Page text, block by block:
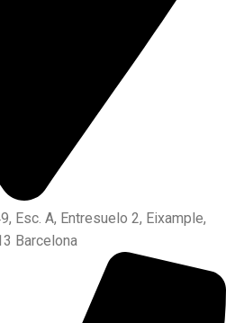
Esc. A, Entresuelo 2, Eixample,
Barcelona